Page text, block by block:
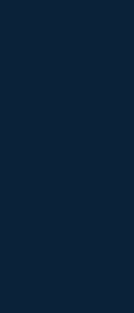
su
de acuerdo
los
en la